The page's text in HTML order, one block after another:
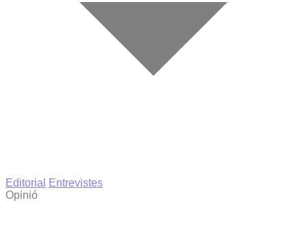
Editorial
Entrevistes
Opinió